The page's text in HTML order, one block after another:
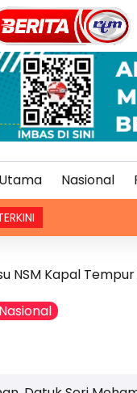
Utama Nasional
NSM Kapal Tempur
Nasional